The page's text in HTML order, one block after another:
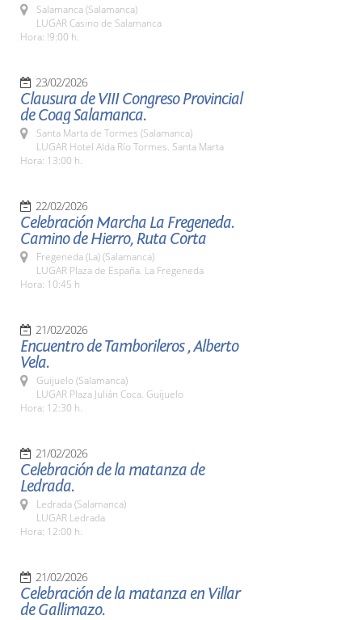
Salamanca (Salamanca)
LUGAR Casino de Salamanca
Hora: !9:00 h.
23/02/2026
Clausura de VIII Congreso Provincial
de Coag Salamanca.
Santa Marta de Tormes (Salamanca)
LUGAR Hotel Alda Río Tormes. Santa Marta
Hora: 13:00 h.
22/02/2026
Celebración Marcha La Fregeneda.
Camino de Hierro, Ruta Corta
Fregeneda (La) (Salamanca)
LUGAR Plaza de España. La Fregeneda
Hora: 10:45 h
21/02/2026
Encuentro de Tamborileros , Alberto
Vela.
Guijuelo (Salamanca)
LUGAR Plaza Julián Coca. Guijuelo
Hora: 12:30 h.
21/02/2026
Celebración de la matanza de
Ledrada.
Ledrada (Salamanca)
LUGAR Ledrada
Hora: 12:00 h.
21/02/2026
Celebración de la matanza en Villar
de Gallimazo.